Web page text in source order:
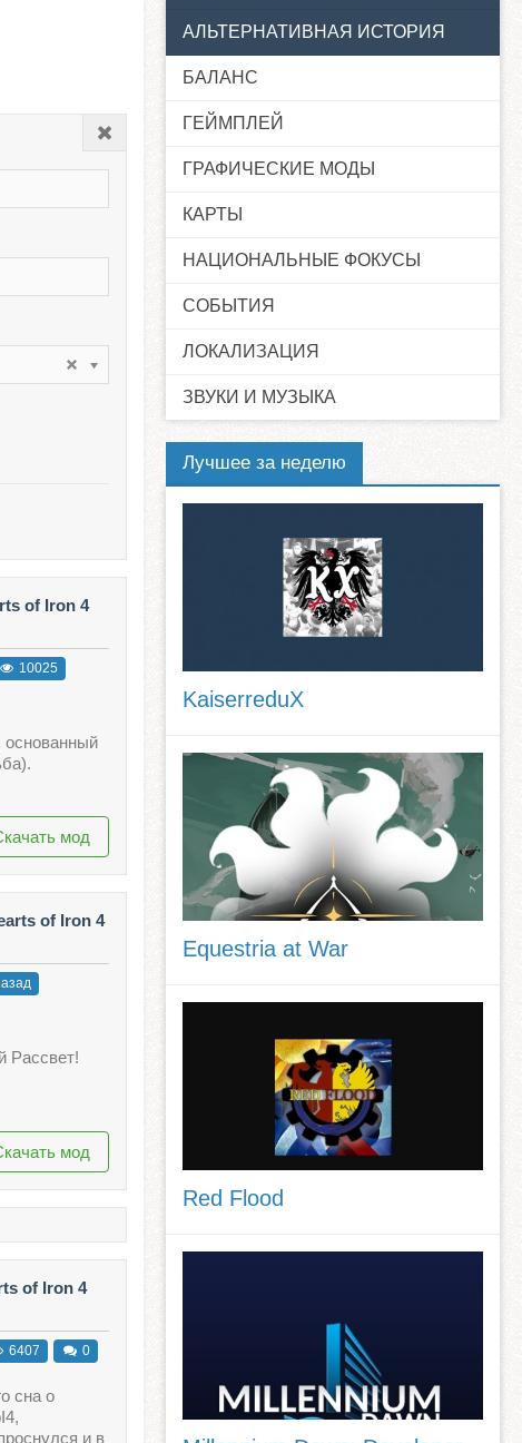
of Iron 4
10025
мод
of Iron 4
Рассвет!
мод
of Iron 4
6407 0
сна о
и в
АЛЬТЕРНАТИВНАЯ ИСТОРИЯ
БАЛАНС
ГЕЙМПЛЕЙ
ГРАФИЧЕСКИЕ МОДЫ
КАРТЫ
НАЦИОНАЛЬНЫЕ ФОКУСЫ
СОБЫТИЯ
ЛОКАЛИЗАЦИЯ
ЗВУКИ И МУЗЫКА
Лучшее за неделю
KaiserreduX
Equestria at War
Red Flood